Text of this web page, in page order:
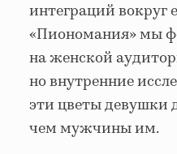
интеграций вокруг
«Пиономания» мы
на женской
но внутренние
эти цветы девушки
чем мужчины им.